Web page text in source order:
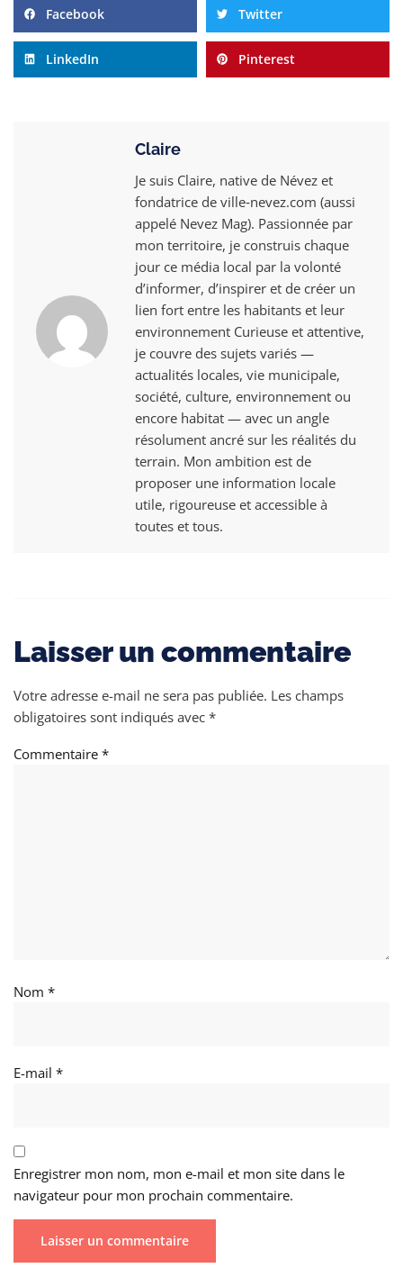
Facebook Twitter
LinkedIn Pinterest
Claire
Je suis Claire, native de Névez et
fondatrice de ville‑nevez.com (aussi
appelé Nevez Mag). Passionnée par
mon territoire, je construis chaque
jour ce média local par la volonté
d’informer, d’inspirer et de créer un
lien fort entre les habitants et leur
environnement Curieuse et attentive,
je couvre des sujets variés —
actualités locales, vie municipale,
société, culture, environnement ou
encore habitat — avec un angle
résolument ancré sur les réalités du
terrain. Mon ambition est de
proposer une information locale
utile, rigoureuse et accessible à
toutes et tous.
Laisser un commentaire
Votre adresse e-mail ne sera pas publiée. Les champs
obligatoires sont indiqués avec *
Commentaire *
Nom *
E-mail *
Enregistrer mon nom, mon e-mail et mon site dans le
navigateur pour mon prochain commentaire.